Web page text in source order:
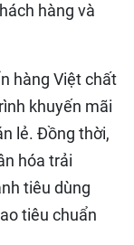
hàng và
hàng Việt chất
khuyến mãi
lẻ. Đồng thời,
hóa trải
tiêu dùng
tiêu chuẩn